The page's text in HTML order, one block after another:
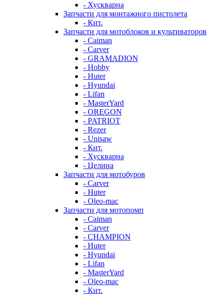
- Хускварна
Запчасти для монтажного пистолета
- Кит.
Запчасти для мотоблоков и культиваторов
- Caiman
- Carver
- GRAMADION
- Hobby
- Huter
- Hyundai
- Lifan
- MasterYard
- OREGON
- PATRIOT
- Rezer
- Unisaw
- Кит.
- Хускварна
- Целина
Запчасти для мотобуров
- Carver
- Huter
- Oleo-mac
Запчасти для мотопомп
- Caiman
- Carver
- CHAMPION
- Huter
- Hyundai
- Lifan
- MasterYard
- Oleo-mac
- Кит.